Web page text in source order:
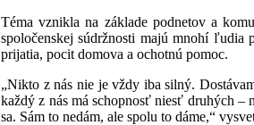
Téma vznikla na základe podnetov a
spoločenskej súdržnosti majú mnohí ľudia
prijatia, pocit domova a ochotnú pomoc.
„Nikto z nás nie je vždy iba silný.
každý z nás má schopnosť niesť druhých –
sa. Sám to nedám, ale spolu to dáme,“